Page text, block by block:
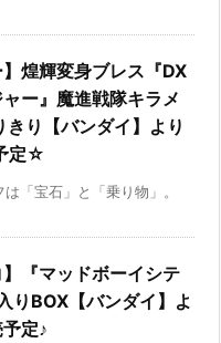
】煌輝変身ブレス『DX
ー』魔進戦隊キラメ
きり【バンダイ】より
定☆
「宝石」と「乗り物」。
】『マッドボーイシテ
りBOX【バンダイ】よ
定♪